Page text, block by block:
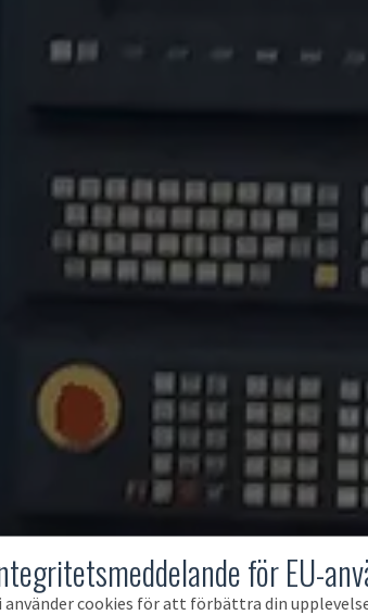
för EU-
använder cookies för att förbättra din